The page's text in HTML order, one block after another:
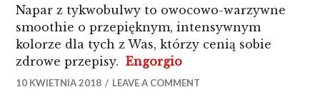
Napar z tykwobulwy to owocowo-warzywne
smoothie o przepięknym, intensywnym
kolorze dla tych z Was, którzy cenią sobie
zdrowe przepisy.Engorgio„NAPAR Z
10 KWIETNIA 2018 LEAVE A COMMENT